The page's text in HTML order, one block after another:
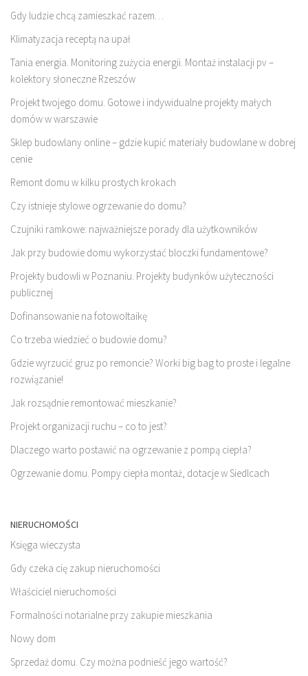
Gdy ludzie chcą zamieszkać razem…
Klimatyzacja receptą na upał
Tania energia. Monitoring zużycia energii. Montaż instalacji pv –
kolektory słoneczne Rzeszów
Projekt twojego domu. Gotowe i indywidualne projekty małych
domów w warszawie
Sklep budowlany online – gdzie kupić materiały budowlane w dobrej
cenie
Remont domu w kilku prostych krokach
Czy istnieje stylowe ogrzewanie do domu?
Czujniki ramkowe: najważniejsze porady dla użytkowników
Jak przy budowie domu wykorzystać bloczki fundamentowe?
Projekty budowli w Poznaniu. Projekty budynków użyteczności
publicznej
Dofinansowanie na fotowoltaikę
Co trzeba wiedzieć o budowie domu?
Gdzie wyrzucić gruz po remoncie? Worki big bag to proste i legalne
rozwiązanie!
Jak rozsądnie remontować mieszkanie?
Projekt organizacji ruchu – co to jest?
Dlaczego warto postawić na ogrzewanie z pompą ciepła?
Ogrzewanie domu. Pompy ciepła montaż, dotacje w Siedlcach
NIERUCHOMOŚCI
Księga wieczysta
Gdy czeka cię zakup nieruchomości
Właściciel nieruchomości
Formalności notarialne przy zakupie mieszkania
Nowy dom
Sprzedaż domu. Czy można podnieść jego wartość?